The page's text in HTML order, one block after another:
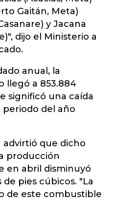
Gaitán, Meta)
y Jacana
dijo el Ministerio a
anual, la
llegó a 853.884
significó una caída
periodo del año
advirtió que dicho
producción
en abril disminuyó
de pies cúbicos. "La
de este combustible